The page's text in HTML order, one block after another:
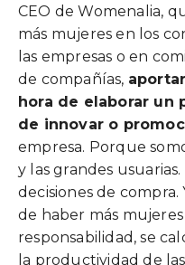
CEO de Womenalia,
más mujeres en los
las empresas o en
de compañías,
hora de elaborar un
de innovar o
empresa. Porque
y las grandes
decisiones de
de haber más
responsabilidad, se
la productividad de